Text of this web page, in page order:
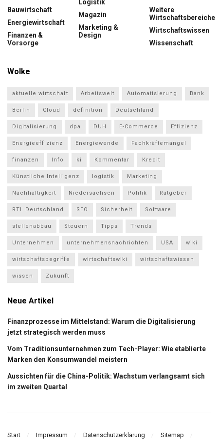
Bauwirtschaft
Energiewirtschaft
Finanzen &
Vorsorge
Logistik
Magazin
Marketing &
Design
Weitere
Wirtschaftsbereiche
Wirtschaftswissen
Wissenschaft
Wolke
aktuelle wirtschaft Arbeitswelt Automatisierung Bank
Berlin Cloud definition Deutschland
Digitalisierung dpa DUH E-Commerce Effizienz
Energieeffizienz Energiewende Fachkräftemangel
finanzen Info ki Kommentar Kredit
Künstliche Intelligenz logistik Marketing
Nachhaltigkeit Niedersachsen Politik Ratgeber
RTL Deutschland SEO Sicherheit Software
stellenabbau Steuern Tipps Trends
Unternehmen unternehmensnachrichten USA wiki
wirtschaftsbegriffe wirtschaftswiki wirtschaftswissen
wissen Zukunft
Neue Artikel
Finanzprozesse im Mittelstand: Warum die Digitalisierung
jetzt strategisch werden muss
Vom Traditionsunternehmen zum Tech-Player: Wie etablierte
Marken den Konsumwandel meistern
Aussichten für die China-Politik: Wachstum verlangsamt sich
im zweiten Quartal
Start Impressum Datenschutzerklärung Sitemap